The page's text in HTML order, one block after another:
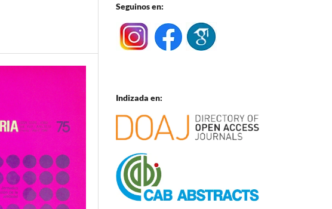
Seguinos en:
Indizada en: